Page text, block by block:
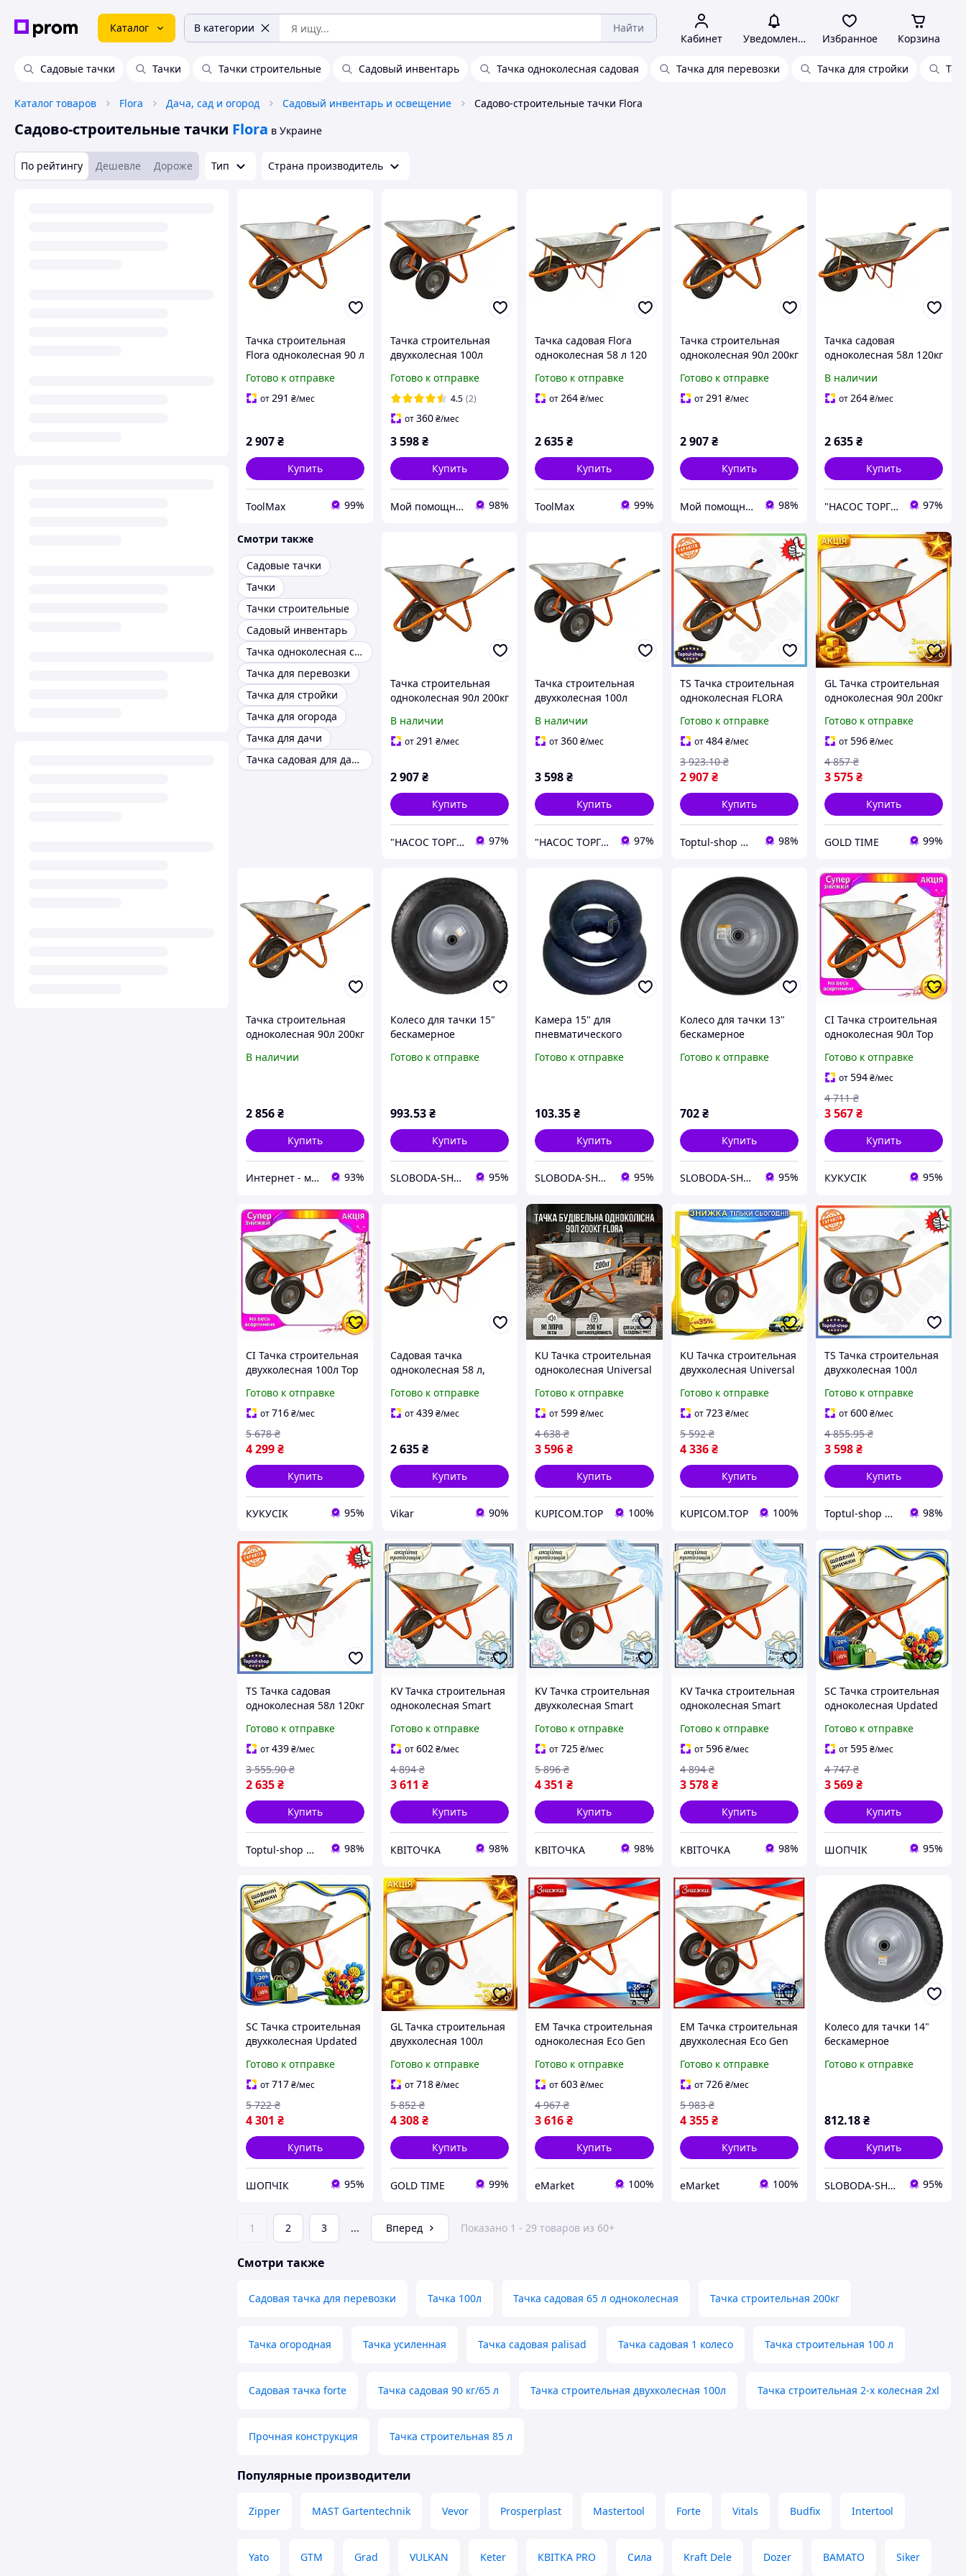
Каталог В категории Найти
Кабинет Уведомления Избранное Корзина
Садовые тачки Тачки Тачки строительные Садовый инвентарь Тачка одноколесная садовая Тачка для перевозки Тачка для стройки
Каталог товаров Flora Дача, сад и огород Садовый инвентарь и освещение Садово-строительные тачки Flora
Садово-строительные тачки Flora в Украине
По рейтингу Дешевле Дороже Тип Страна производитель
Тачка строительная
Flora одноколесная 90 л
ЧАСТ)
Готово к отправке
от291 ₴/мес
2 907₴
Купить
ToolMax 99%
Тачка строительная
двухколесная 100л
ЧАСТЕЙ) FLORA
(5056714)
Готово к отправке
4.5 (2)
от360₴/мес
3 598₴
Купить
Мой помощник - интернет магазин 98%
Тачка садовая Flora
одноколесная 58 л 120
Готово к отправке
от264₴/мес
2 635₴
Купить
ToolMax 99%
Тачка строительная
одноколесная 90л 200кг
ЧАСТЕЙ) FLORA
(5056464)
Готово к отправке
от291 ₴/мес
2 907 ₴
Купить
Мой помощник - интернет магазин 98%
Тачка садовая
одноколесная 58л 120кг
В наличии
от264₴/мес
2 635₴
Купить
"НАСОС ТОРГ" Насосное оборудование, инструменты, освещение 97%
Смотри также
Садовые тачки
Тачки
Тачки строительные
Садовый инвентарь
Тачка одноколесная садовая
Тачка для перевозки
Тачка для стройки
Тачка для огорода
Тачка для дачи
Тачка садовая для дачи
Тачка строительная
одноколесная 90л 200кг
В наличии
от291 ₴/мес
2 907₴
Купить
"НАСОС ТОРГ" Насосное оборудование, инструменты, освещение 97%
Тачка строительная
двухколесная 100л
В наличии
от360₴/мес
3 598₴
Купить
"НАСОС ТОРГ" Насосное оборудование, инструменты, освещение 97%
TS Тачка строительная
одноколесная FLORA
перевозки материалов
садовая тележка 200кг
SHT55_Q
Готово к отправке
от484 ₴/мес
2 907 ₴
3 923.10 ₴
Купить
Toptul-shop Интернет магазин 98%
GL Тачка строительная
одноколесная 90л 200кг
материалов садовая
тележка транспорти
LO31\PR
Готово к отправке
от596₴/мес
3 575₴
4 857 ₴
Купить
GOLD TIME 99%
Тачка строительная
одноколесная 90л 200кг
(5056464)
В наличии
2 856₴
Купить
Интернет - магазин "Строй-ка" 93%
Колесо для тачки 15"
бескамерное
подшипнике FLORA
Готово к отправке
993.53₴
Купить
SLOBODA-SHOP 95%
Камера 15" для
пневматического
Готово к отправке
103.35₴
Купить
SLOBODA-SHOP 95%
Колесо для тачки 13"
бескамерное
подшипнике FLORA
Готово к отправке
702 ₴
Купить
SLOBODA-SHOP 95%
CI Тачка строительная
одноколесная 90л Top
перевозки материалов
садовая тележк CI2-888
Готово к отправке
от594₴/мес
3 567₴
4 711 ₴
Купить
КУКУСІК 95%
CI Тачка строительная
двухколесная 100л Top
перевозки материалов
FLORA помощник для
CI2-888
Готово к отправке
от716₴/мес
4 299₴
5 678 ₴
Купить
КУКУСІК 95%
Садовая тачка
одноколесная 58 л,
кг, колесо 14" FLORA
(5055324)
Готово к отправке
от439₴/мес
2 635₴
Купить
Vikar 90%
KU Тачка строительная
одноколесная Universal
перевозки материалов
садовая теле Uni2L_K
Готово к отправке
от599₴/мес
3 596₴
4 638 ₴
Купить
KUPICOM.TOP 100%
KU Тачка строительная
двухколесная Universal
перевозки материалов
FLORA помощник дл
Uni2L_K
Готово к отправке
от723 ₴/мес
4 336 ₴
5 592 ₴
Купить
KUPICOM.TOP 100%
TS Тачка строительная
двухколесная 100л
для перевозки
материалов садовая
тележк SHT55_Q
Готово к отправке
от600₴/мес
3 598₴
4 855.95 ₴
Купить
Toptul-shop Интернет магазин 98%
TS Тачка садовая
одноколесная 58л 120кг
перевозки грунта и
строительных
материало SHT55_Q
Готово к отправке
от439₴/мес
2 635₴
3 555.90 ₴
Купить
Toptul-shop Интернет магазин 98%
KV Тачка строительная
одноколесная Smart
для перевозки
материалов садовая
тележк 99/KVI
Готово к отправке
от602₴/мес
3 611 ₴
4 894 ₴
Купить
КВІТОЧКА 98%
KV Тачка строительная
двухколесная Smart
перевозки материалов
FLORA для сада и ст
99/KVI
Готово к отправке
от725₴/мес
4 351 ₴
5 896 ₴
Купить
КВІТОЧКА 98%
KV Тачка строительная
одноколесная Smart
дюймов для перевозки
материалов садовая те
99/KVI
Готово к отправке
от596 ₴/мес
3 578 ₴
4 894 ₴
Купить
КВІТОЧКА 98%
SC Тачка строительная
одноколесная Updated
для перевозки
материалов садовая
тележ CH2_99K
Готово к отправке
от595₴/мес
3 569₴
4 747 ₴
Купить
ШОПЧІК 95%
SC Тачка строительная
двухколесная Updated
перевозки материалов
FLORA помощник для
CH2_99K
Готово к отправке
от717₴/мес
4 301 ₴
5 722 ₴
Купить
ШОПЧІК 95%
GL Тачка строительная
двухколесная 100л
материалов FLORA
помощник для сада и
строй LO31\PR
Готово к отправке
от718₴/мес
4 308₴
5 852 ₴
Купить
GOLD TIME 99%
EM Тачка строительная
одноколесная Eco Gen
перевозки материалов
садовая тележк MAR_K
Готово к отправке
от603₴/мес
3 616₴
4 967 ₴
Купить
eMarket 100%
EM Тачка строительная
двухколесная Eco Gen
перевозки материалов
FLORA помощник для
MAR_K
Готово к отправке
от726 ₴/мес
4 355 ₴
5 983 ₴
Купить
eMarket 100%
Колесо для тачки 14"
бескамерное
подшипнике FLORA
Готово к отправке
812.18₴
Купить
SLOBODA-SHOP 95%
1 2 3 ... Вперед Показано 1 - 29 товаров из 60+
Смотри также
Садовая тачка для перевозки Тачка 100л Тачка садовая 65 л одноколесная Тачка строительная 200кг
Тачка огородная Тачка усиленная Тачка садовая palisad Тачка садовая 1 колесо Тачка строительная 100 л
Садовая тачка forte Тачка садовая 90 кг/65 л Тачка строительная двухколесная 100л Тачка строительная 2-х колесная 2xl
Прочная конструкция Тачка строительная 85 л
Популярные производители
Zipper MAST Gartentechnik Vevor Prosperplast Mastertool Forte Vitals Budfix Intertool
Yato GTM Grad VULKAN Keter КВІТКА PRO Сила Kraft Dele Dozer BAMATO Siker